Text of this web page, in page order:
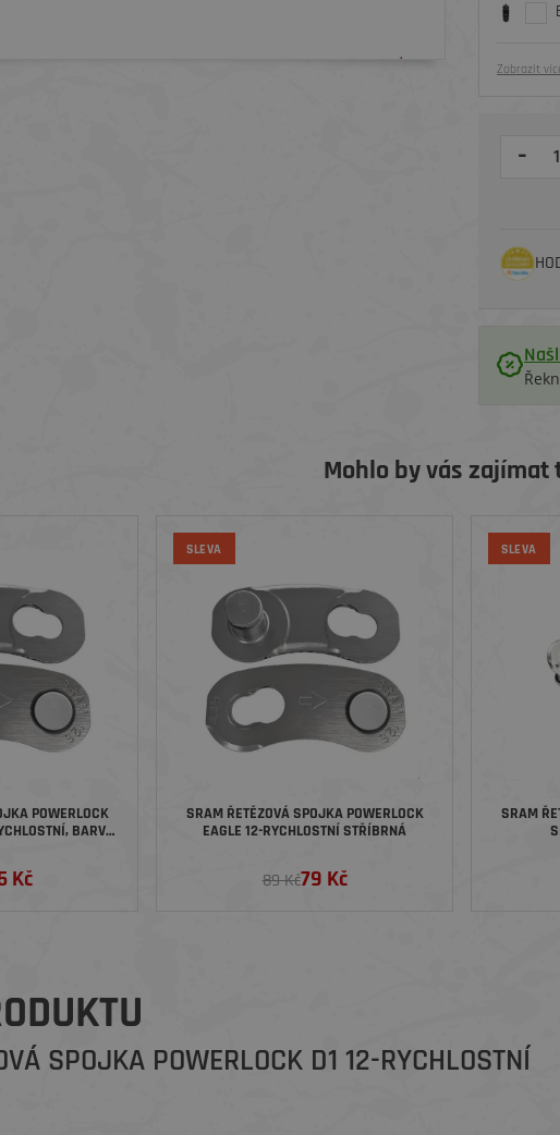
Zobrazit
-
Mohlo by vás zajímat
POWERLOCK
BARVA
Kč
SLEVA
SRAM ŘETĚZOVÁ SPOJKA POWERLOCK
EAGLE 12-RYCHLOSTNÍ STŘÍBRNÁ
89 Kč79 Kč
SLEVA
SRAM
SPOJKA POWERLOCK D1 12-RYCHLOSTNÍ